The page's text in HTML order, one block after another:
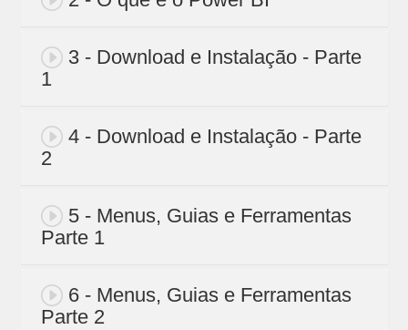
3 - Download e Instalação - Parte
1
4 - Download e Instalação - Parte
2
5 - Menus, Guias e Ferramentas
Parte 1
6 - Menus, Guias e Ferramentas
Parte 2